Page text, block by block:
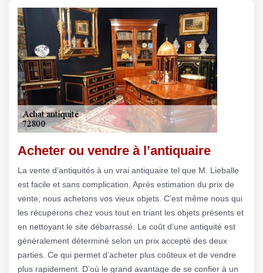
Acheter ou vendre à l’antiquaire
La vente d’antiquités à un vrai antiquaire tel que M. Lieballe
est facile et sans complication. Après estimation du prix de
vente, nous achetons vos vieux objets. C’est même nous qui
les récupérons chez vous tout en triant les objets présents et
en nettoyant le site débarrassé. Le coût d’une antiquité est
généralement déterminé selon un prix accepté des deux
parties. Ce qui permet d’acheter plus coûteux et de vendre
plus rapidement. D’où le grand avantage de se confier à un